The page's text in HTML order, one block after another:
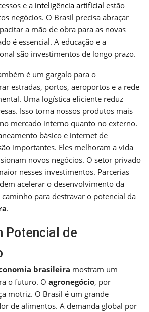
e a inteligência artificial estão
negócios. O Brasil precisa abraçar
a mão de obra para as novas
é essencial. A educação e a
são investimentos de longo prazo.
é um gargalo para o
estradas, portos, aeroportos e a rede
Uma logística eficiente reduz
Isso torna nossos produtos mais
mercado interno quanto no externo.
básico e internet de
importantes. Eles melhoram a vida
novos negócios. O setor privado
nesses investimentos. Parcerias
acelerar o desenvolvimento da
para destravar o potencial da
.
Potencial de
brasileira mostram um
o futuro. O agronegócio, por
motriz. O Brasil é um grande
de alimentos. A demanda global por